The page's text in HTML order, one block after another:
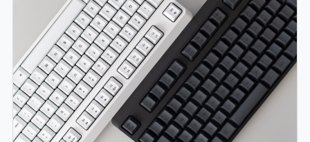
セットアップ DESK GALLERY
06用語集 GLOSSARY
07マイページ MY PAGE